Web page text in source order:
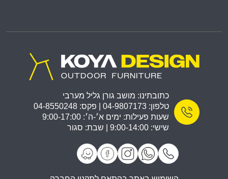
כתובתינו: מושב גורן גליל מערבי
טלפון: 04-9807173 | פקס: 04-8550248
שעות פעילות: ימים א׳-ה׳: 9:00-17:00
שישי: 9:00-14:00 | שבת: סגור